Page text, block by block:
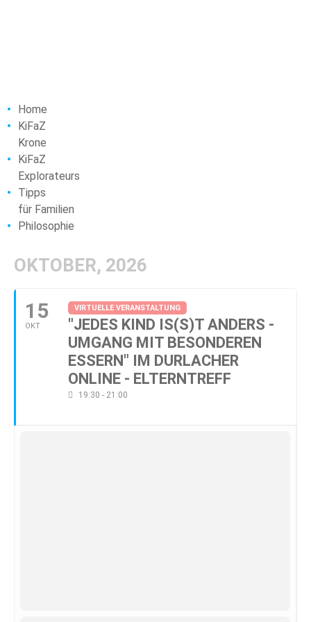
Home
KiFaZ
Krone
KiFaZ
Explorateurs
Tipps
für Familien
Philosophie
OKTOBER, 2026
15
OKT
VIRTUELLE VERANSTALTUNG
"JEDES KIND IS(S)T ANDERS -
UMGANG MIT BESONDEREN
ESSERN" IM DURLACHER
ONLINE - ELTERNTREFF
19:30 - 21:00